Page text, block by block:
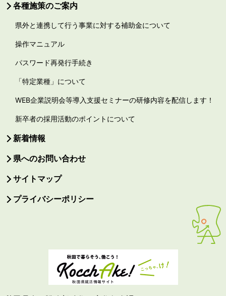
各種施策のご案内
県外と連携して行う事業に対する補助金について
操作マニュアル
パスワード再発行手続き
「特定業種」について
WEB企業説明会等導入支援セミナーの研修内容を配信します！
新卒者の採用活動のポイントについて
新着情報
県へのお問い合わせ
サイトマップ
プライバシーポリシー